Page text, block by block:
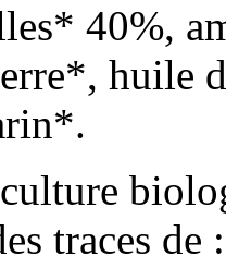
40%,
huile
traces de